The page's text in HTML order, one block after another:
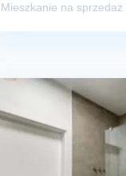
Mieszkanie na sprzedaż